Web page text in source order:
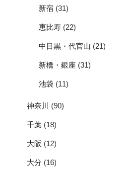
新宿 (31)
恵比寿 (22)
中目黒・代官山 (21)
新橋・銀座 (31)
池袋 (11)
神奈川 (90)
千葉 (18)
大阪 (12)
大分 (16)